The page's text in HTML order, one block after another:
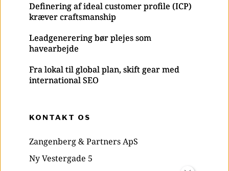
Definering af ideal customer profile (ICP)
kræver craftsmanship
Leadgenerering bør plejes som
havearbejde
Fra lokal til global plan, skift gear med
international SEO
KONTAKT OS
Zangenberg & Partners ApS
Ny Vestergade 5